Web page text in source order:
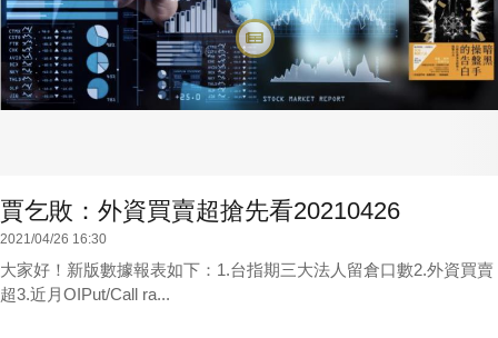
賈乞敗：外資買賣超搶先看20210426
2021/04/26 16:30
大家好！新版數據報表如下：1.台指期三大法人留倉口數2.外資買賣
超3.近月OIPut/Call ra...